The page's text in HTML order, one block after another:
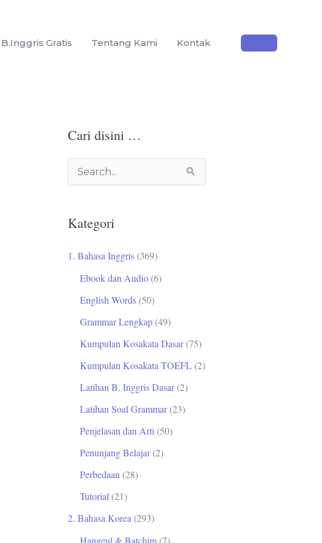
Gratis Tentang Kami Kontak
Cari disini …
i
u
Kategori
1. Bahasa Inggris (369)
Ebook dan Audio (6)
English Words (50)
Grammar Lengkap (49)
Kumpulan Kosakata Dasar(75)
Kumpulan Kosakata TOEFL (2)
Latihan B. Inggris Dasar(2)
Latihan Soal Grammar(23)
Penjelasan dan Arti (50)
Penunjang Belajar(2)
Perbedaan (28)
Tutorial (21)
2. Bahasa Korea (293)
Hangeul & Batchim (7)